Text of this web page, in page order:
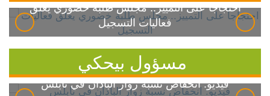
احتجاجاً على التمييز.. مجلس طلبة خضوري يعلق
فعاليات التسجيل
مسؤول بيحكي
فيديو: انخفاض نسبة زوار الباذان في نابلس